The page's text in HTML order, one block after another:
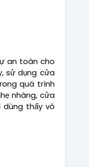
an toàn cho
sử dụng cửa
quá trình
nhàng, cửa
thấy vô